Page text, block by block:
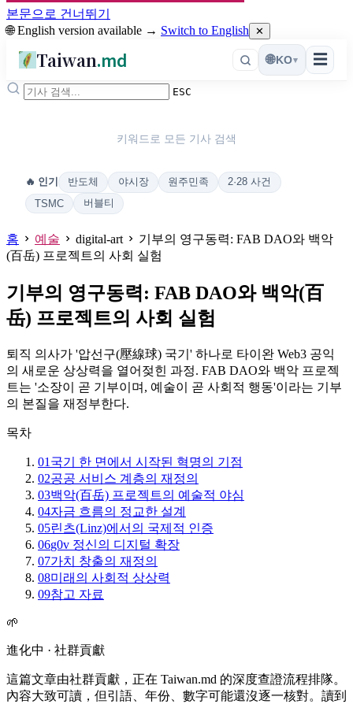
본문으로 건너뛰기
🌐 English version available → Switch to English ✕
Taiwan.md ☰
🌐KO▾
ESC
키워드로 모든 기사 검색
🔥 인기 반도체 야시장 원주민족
2·28 사건
TSMC
버블티
홈 예술 digital-art
기부의 영구동력: FAB DAO와 백악
(百岳) 프로젝트의 사회 실험
기부의 영구동력: FAB DAO와 백악(百
岳) 프로젝트의 사회 실험
퇴직 의사가 '압선구(壓線球) 국기' 하나로 타이완 Web3 공익
의 새로운 상상력을 열어젖힌 과정. FAB DAO와 백악 프로젝
트는 '소장이 곧 기부이며, 예술이 곧 사회적 행동'이라는 기부
의 본질을 재정부한다.
목차
01 국기 한 면에서 시작된 혁명의 기점
02공공 서비스 계층의 재정의
03백악(百岳) 프로젝트의 예술적 야심
04자금 흐름의 정교한 설계
05린츠(Linz)에서의 국제적 인증
06g0v 정신의 디지털 확장
07가치 창출의 재정의
08미래의 사회적 상상력
09참고 자료
🌱
進化中 · 社群貢獻
這篇文章由社群貢獻，正在 Taiwan.md 的深度查證流程排隊。
內容大致可讀，但引語、年份、數字可能還沒逐一核對。讀到